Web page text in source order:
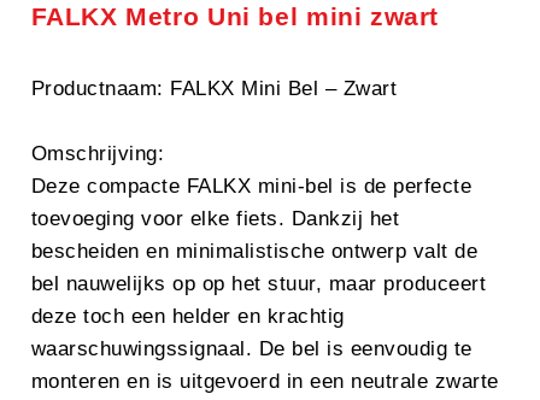
FALKX Metro Uni bel mini zwart
Productnaam: FALKX Mini Bel – Zwart
Omschrijving:
Deze compacte FALKX mini-bel is de perfecte
toevoeging voor elke fiets. Dankzij het
bescheiden en minimalistische ontwerp valt de
bel nauwelijks op op het stuur, maar produceert
deze toch een helder en krachtig
waarschuwingssignaal. De bel is eenvoudig te
monteren en is uitgevoerd in een neutrale zwarte